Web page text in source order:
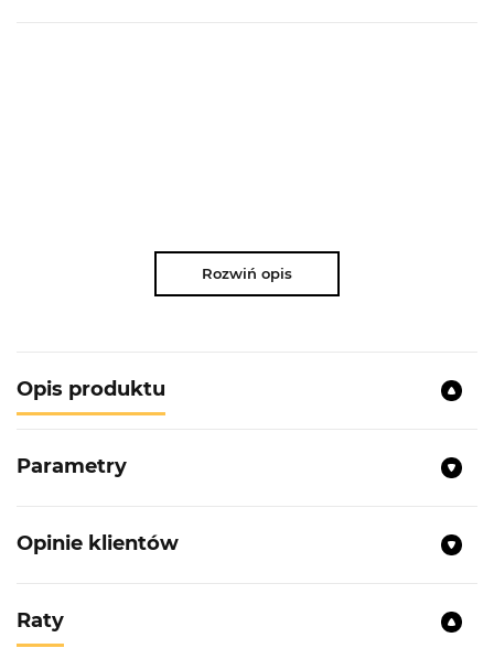
Rozwiń opis
Opis produktu
Parametry
Opinie klientów
Raty